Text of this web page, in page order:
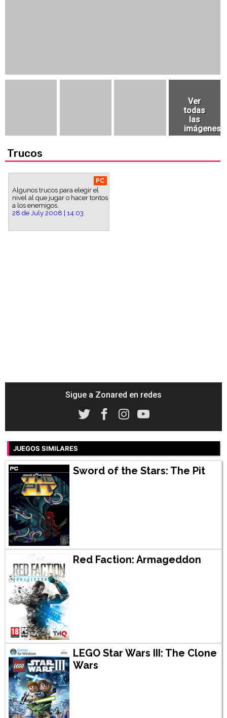
Trucos
PC
Algunos trucos para elegir el
nivel al que jugar o hacer tontos
a los enemigos.
28 de July 2008 | 14:03
Sigue a Zonared en redes
JUEGOS SIMILARES
Sword of the Stars: The Pit
Red Faction: Armageddon
LEGO Star Wars III: The Clone
Wars